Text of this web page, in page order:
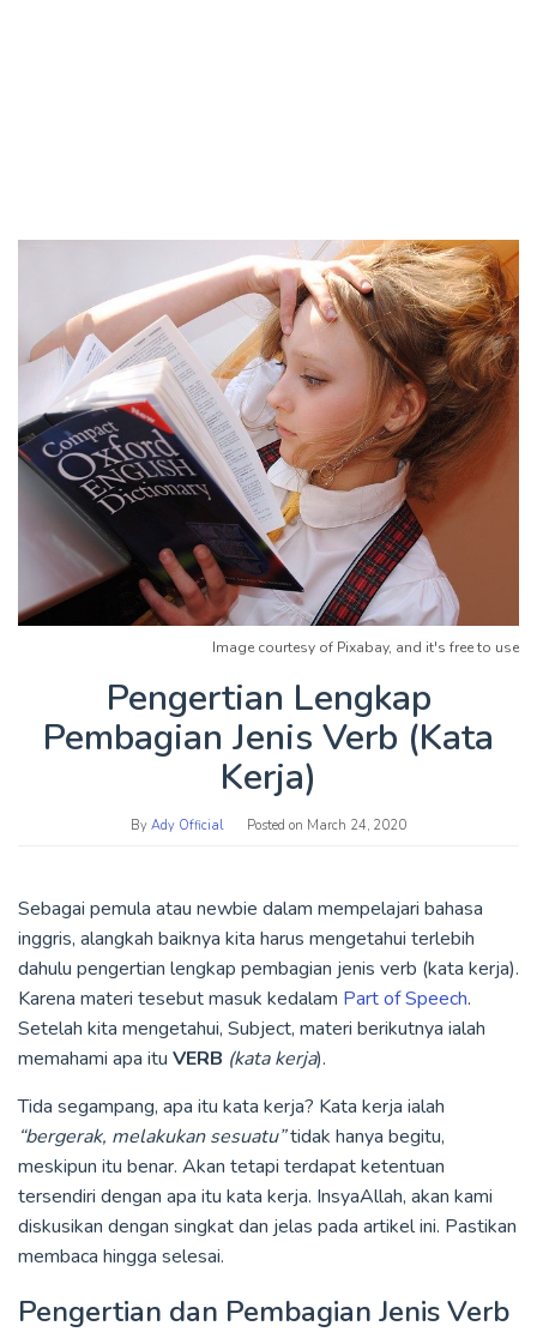
Image courtesy of Pixabay, and it's free to use
Pengertian Lengkap
Pembagian Jenis Verb (Kata
Kerja)
By Ady Official Posted on March 24, 2020
Sebagai pemula atau newbie dalam mempelajari bahasa
inggris, alangkah baiknya kita harus mengetahui terlebih
dahulu pengertian lengkap pembagian jenis verb (kata kerja).
Karena materi tesebut masuk kedalam Part of Speech.
Setelah kita mengetahui, Subject, materi berikutnya ialah
memahami apa itu VERB (kata kerja).
Tida segampang, apa itu kata kerja? Kata kerja ialah
“bergerak, melakukan sesuatu”tidak hanya begitu,
meskipun itu benar. Akan tetapi terdapat ketentuan
tersendiri dengan apa itu kata kerja. InsyaAllah, akan kami
diskusikan dengan singkat dan jelas pada artikel ini. Pastikan
membaca hingga selesai.
Pengertian dan Pembagian Jenis Verb